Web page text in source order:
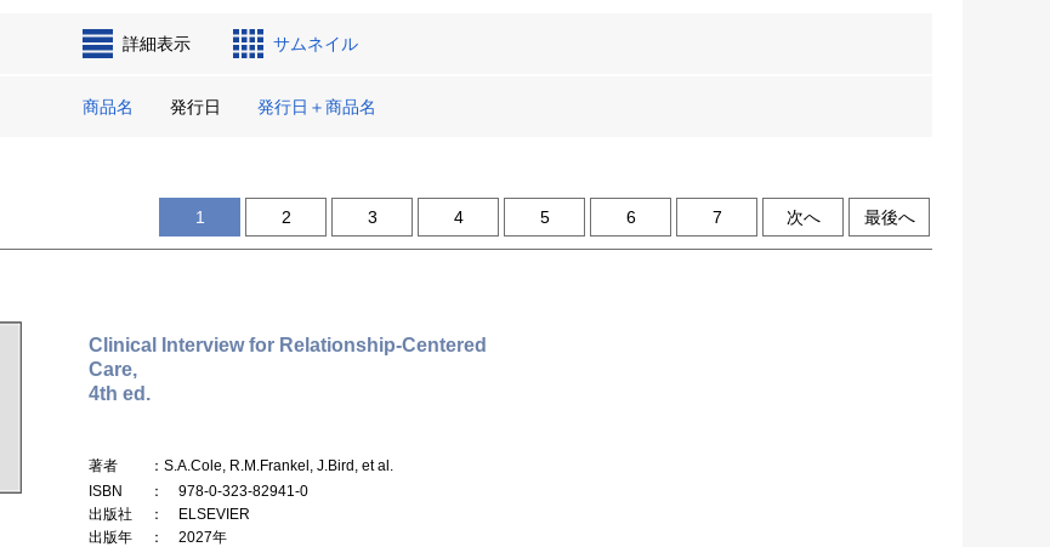
詳細表示 サムネイル
商品名 発行日 発行日＋商品名
1 2 3 4 5 6 7 次へ 最後へ
Clinical Interview for Relationship-Centered
Care,
4th ed.
著者
：S.A.Cole, R.M.Frankel, J.Bird, et al.
ISBN
： 978-0-323-82941-0
出版社
： ELSEVIER
出版年
： 2027年